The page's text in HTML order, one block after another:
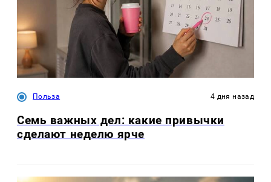
Польза 4 дня назад
Семь важных дел: какие привычки
сделают неделю ярче